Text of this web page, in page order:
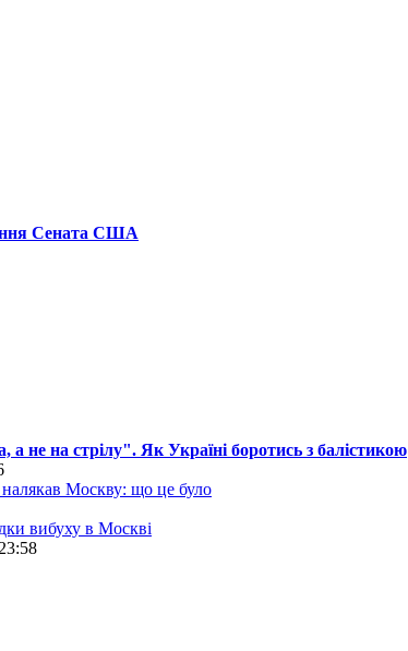
Сената США
не на стрілу". Як Україні боротись з балістикою
налякав Москву: що це було
вибуху в Москві